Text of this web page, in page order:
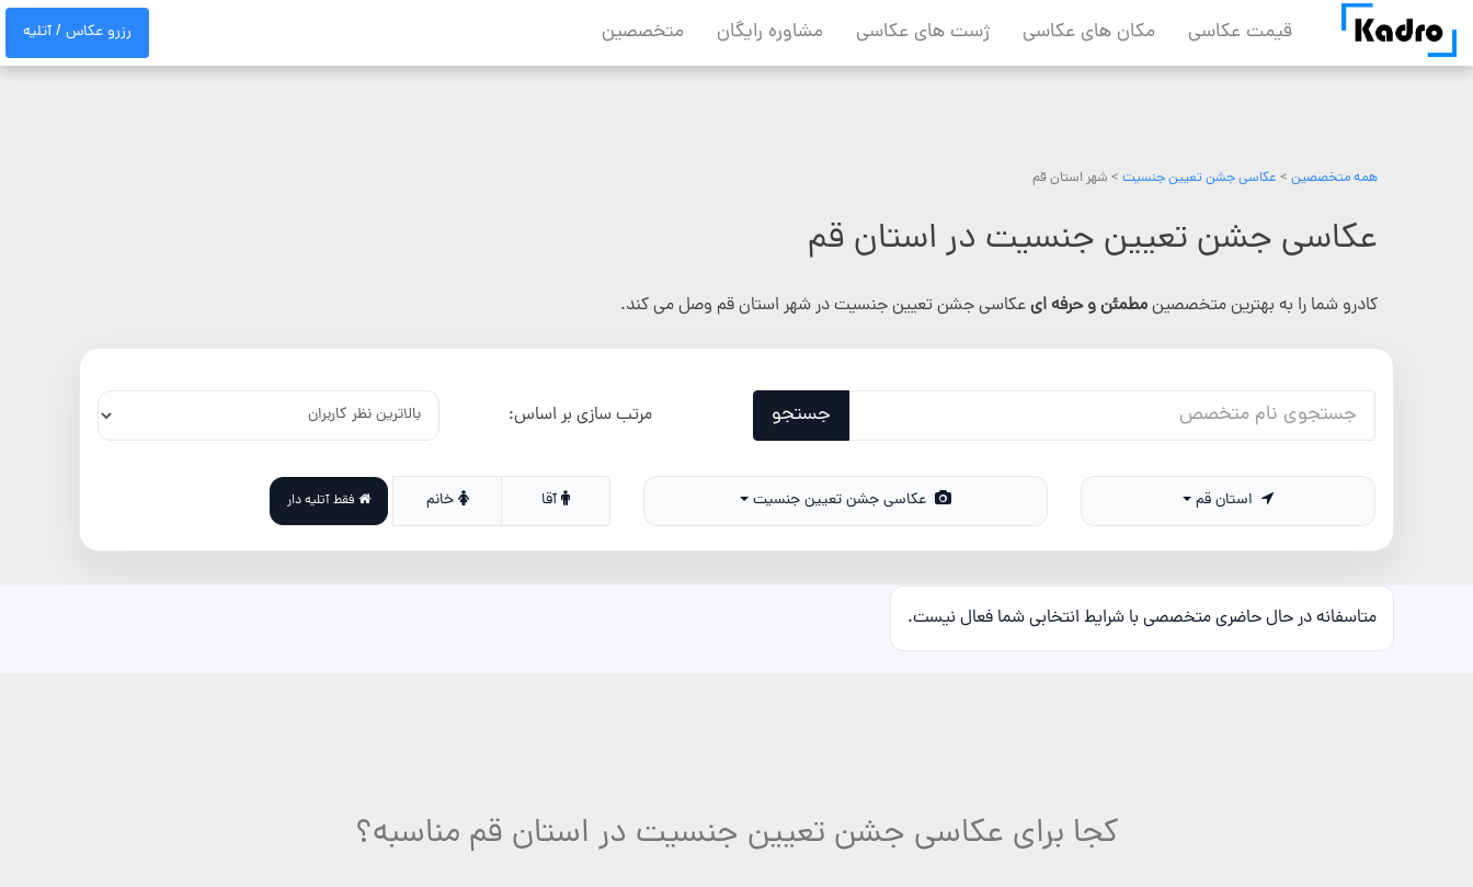
content
قیمت عکاسی مکان های عکاسی ژست های عکاسی مشاوره رایگان متخصصین رزرو عکاس / آتلیه
همه متخصصین > عکاسی جشن تعیین جنسیت > شهر استان قم
عکاسی جشن تعیین جنسیت در استان قم
کادرو شما را به بهترین متخصصینمطمئن و حرفه ایعکاسی جشن تعیین جنسیت در شهر استان قم وصل می کند.
جستجو مرتب سازی بر اساس:
عکاسی جشن تعیین جنسیت آقا خانم فقط آتلیه دار
متاسفانه در حال حاضری متخصصی با شرایط انتخابی شما فعال نیست.
کجا برای عکاسی جشن تعیین جنسیت در استان قم مناسبه؟